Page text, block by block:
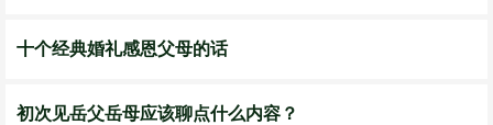
十个经典婚礼感恩父母的话
初次见岳父岳母应该聊点什么内容？